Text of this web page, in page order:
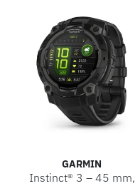
GARMIN
Instinct® 3 – 45 mm,